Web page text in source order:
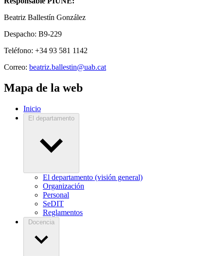
Beatriz Ballestín González
Despacho: B9-229
Teléfono: +34 93 581 1142
Correo: beatriz.ballestin@uab.cat
Mapa de la web
Inicio
El departamento
El departamento (visión general)
Organización
Personal
SeDIT
Reglamentos
Docencia